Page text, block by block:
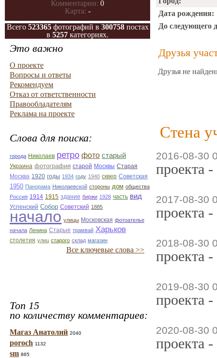
Комментарии: 0
Карта: -
Всего 523365фотографий в 300758постах
в 5257 категориях.
Это важно
О проекте
Вопросы и ответы
Рекомендуем
Отказ от ответственности
Правообладателям
Реклама на проекте
Слова для поиска:
города Николаев ретро фото старый
Украина фотография старой Москвы Старая
Москва 1920 годы 1934 году 1940 сквер Советская
1950 Панорама Николаевской стороны дом общества
Россия 1914 1915 здание биржи 1928 часть вид
Успенский Собор Советский 1885
начало улицы Московская фотоателье
начала Ленина Старые трамвай Харьков
столетия улиц старого склад магазин
Все ключевые слова >>
Топ 15
по количеству комментариев:
Магаз Анатолий 2040
poroch 1132
sm 865
Дата рождения:
До следующего
Друзья
Друзья не
Стена
2016-08-30
проекта
2017-08-30
проекта
2018-08-30
проекта
2019-08-30
проекта
2020-08-30
проекта